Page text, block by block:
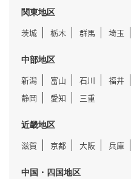
関東地区
茨城
栃木 群馬 埼玉
中部地区
新潟
富山 石川 福井
静岡
愛知 三重
近畿地区
滋賀
京都 大阪 兵庫
中国・四国地区